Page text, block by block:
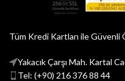
Tüm Kredi Kartları ile Güvenli
Yakacık Çarşı Mah. Kartal
Tel: (+90) 216 376 88 44